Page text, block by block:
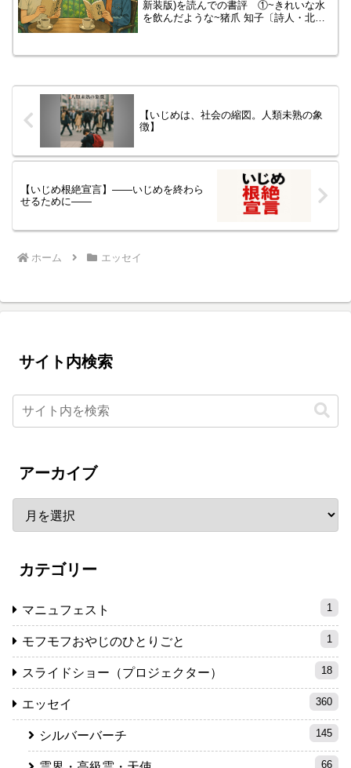
新装版)を読んでの書評 ①~きれいな水
を飲んだような~猪爪 知子〔詩人・北海
誘われるように足を踏み入れると、「白
【いじめは、社会の縮図。人類未熟の象
徴】
【いじめ根絶宣言】――いじめを終わら
せるために――
ホーム エッセイ
サイト内検索
アーカイブ
カテゴリー
マニュフェスト 1
モフモフおやじのひとりごと 1
スライドショー（プロジェクター） 18
エッセイ 360
シルバーバーチ 145
66